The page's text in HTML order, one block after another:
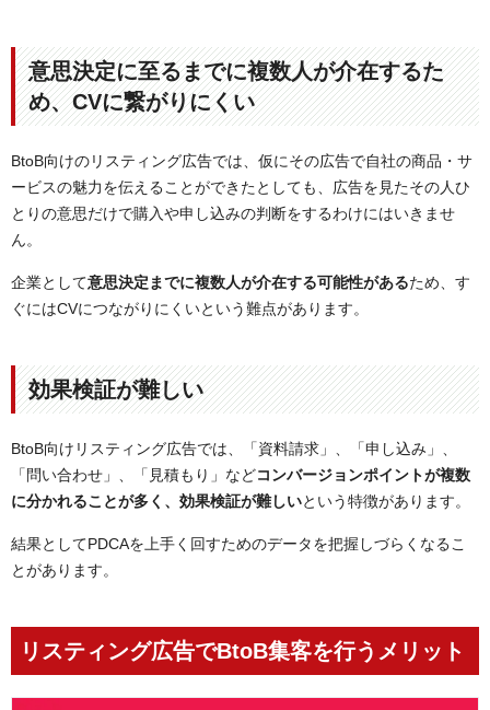
意思決定に至るまでに複数人が介在するた
め、CVに繋がりにくい
BtoB向けのリスティング広告では、仮にその広告で自社の商品・サ
ービスの魅力を伝えることができたとしても、広告を見たその人ひ
とりの意思だけで購入や申し込みの判断をするわけにはいきませ
ん。
企業として意思決定までに複数人が介在する可能性があるため、す
ぐにはCVにつながりにくいという難点があります。
効果検証が難しい
BtoB向けリスティング広告では、「資料請求」、「申し込み」、
「問い合わせ」、「見積もり」などコンバージョンポイントが複数
に分かれることが多く、効果検証が難しいという特徴があります。
結果としてPDCAを上手く回すためのデータを把握しづらくなるこ
とがあります。
リスティング広告でBtoB集客を行うメリット